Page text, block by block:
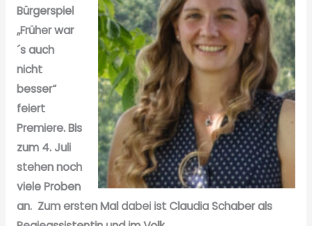
Bürgerspiel
„Früher war
´s auch
nicht
besser“
feiert
Premiere. Bis
zum 4. Juli
stehen noch
viele Proben
an. Zum ersten Mal dabei ist Claudia Schaber als